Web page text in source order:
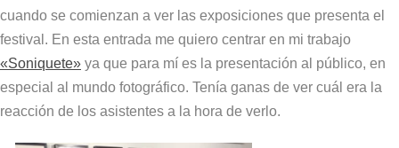
cuando se comienzan a ver las exposiciones que presenta el
festival. En esta entrada me quiero centrar en mi trabajo
«Soniquete» ya que para mí es la presentación al público, en
especial al mundo fotográfico. Tenía ganas de ver cuál era la
reacción de los asistentes a la hora de verlo.